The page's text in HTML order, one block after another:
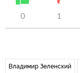
0 1
Владимир Зеленский